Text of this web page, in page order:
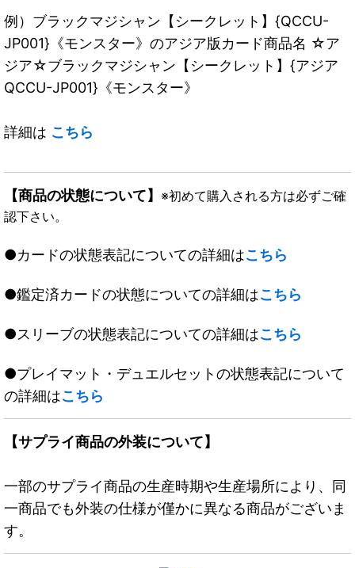
例）ブラックマジシャン【シークレット】{QCCU-
JP001}《モンスター》のアジア版カード商品名 ☆ア
ジア☆ブラックマジシャン【シークレット】{アジア
QCCU-JP001}《モンスター》
詳細は こちら
【商品の状態について】 ※初めて購入される方は必ずご確
認下さい。
●カードの状態表記についての詳細はこちら
●鑑定済カードの状態についての詳細はこちら
●スリーブの状態表記についての詳細はこちら
●プレイマット・デュエルセットの状態表記について
の詳細はこちら
【サプライ商品の外装について】
一部のサプライ商品の生産時期や生産場所により、同
一商品でも外装の仕様が僅かに異なる商品がございま
す。